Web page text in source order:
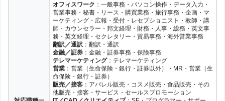
オフィスワーク ：一般事務・パソコン操作・データ入力・
営業事務・秘書・リース・購買業務・旅行事務・企画・マ
ーケティング・広報・受付・レセプショニスト・教師・講
師・カウンセラー・邦文経理・財務・人事・総務・英文事
務・英文経理・セクレタリー・貿易事務・海外営業事務
翻訳／通訳 ：翻訳・通訳
金融／証券 ：金融・証券事務・保険事務
テレマーケティング：テレマーケティング
営業 ：営業（生命保険・銀行・証券以外）・MR・営業（生
命保険・銀行・証券）
販売／接客 ：アパレル販売・コスメ販売・食品販売・その
他販売・接客・サービス・セールスプロモーション